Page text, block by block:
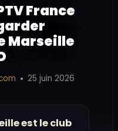
France
Marseille
25 juin 2026
est le club